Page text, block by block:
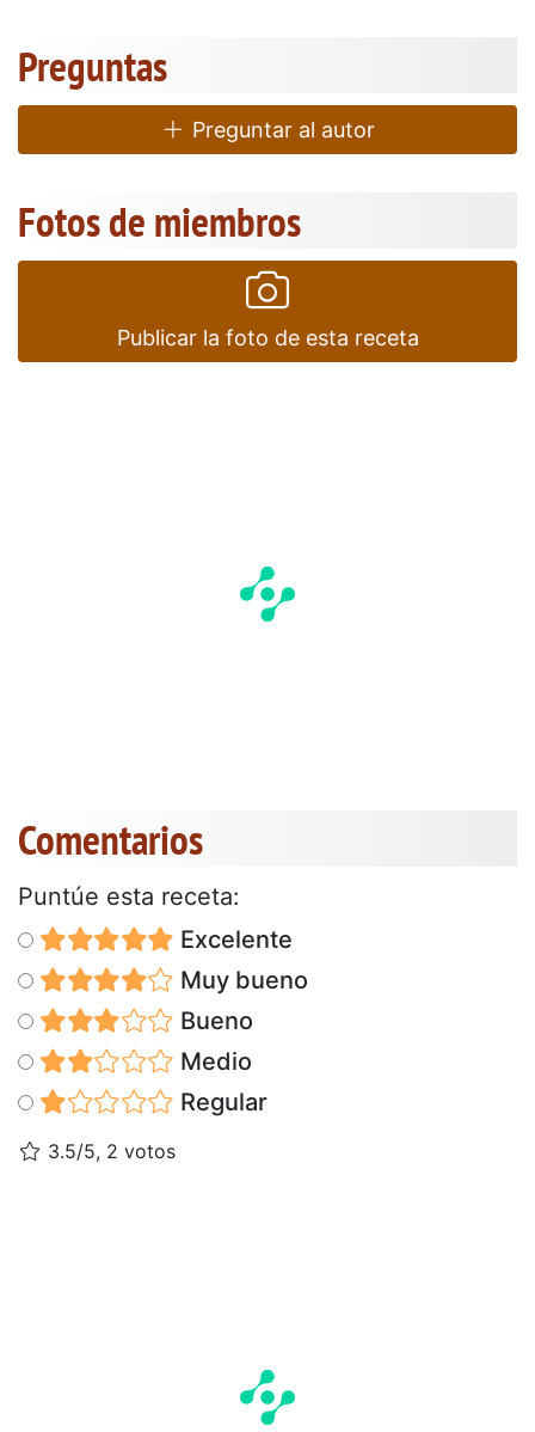
Preguntas
Preguntar al autor
Fotos de miembros
Publicar la foto de esta receta
Comentarios
Puntúe esta receta:
Excelente
Muy bueno
Bueno
Medio
Regular
3.5/5, 2 votos